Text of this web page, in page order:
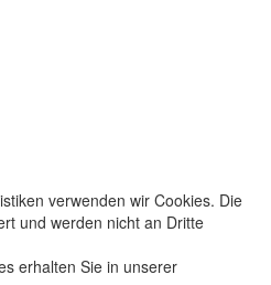
verwenden wir Cookies. Die
und werden nicht an Dritte
erhalten Sie in unserer